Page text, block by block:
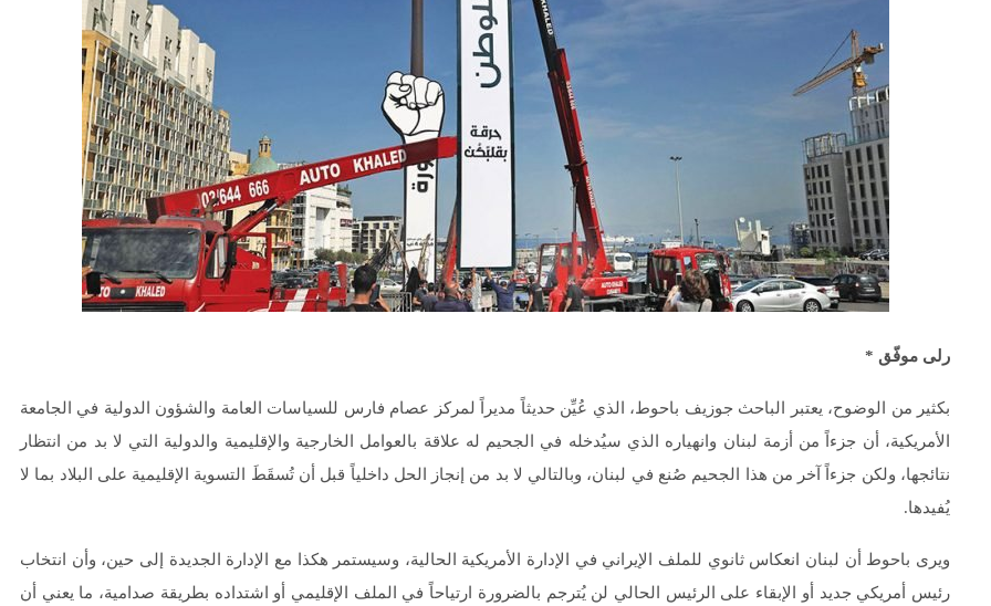
رلى موفّق *
بكثير من الوضوح، يعتبر الباحث جوزيف باحوط، الذي عُيِّن حديثاً مديراً لمركز عصام فارس للسياسات العامة والشؤون الدولية في الجامعة
الأمريكية، أن جزءاً من أزمة لبنان وانهياره الذي سيُدخله في الجحيم له علاقة بالعوامل الخارجية والإقليمية والدولية التي لا بد من انتظار
نتائجها، ولكن جزءاً آخر من هذا الجحيم صُنع في لبنان، وبالتالي لا بد من إنجاز الحل داخلياً قبل أن تُسقَطَ التسوية الإقليمية على البلاد بما لا
يُفيدها.
ويرى باحوط أن لبنان انعكاس ثانوي للملف الإيراني في الإدارة الأمريكية الحالية، وسيستمر هكذا مع الإدارة الجديدة إلى حين، وأن انتخاب
رئيس أمريكي جديد أو الإبقاء على الرئيس الحالي لن يُترجم بالضرورة ارتياحاً في الملف الإقليمي أو اشتداده بطريقة صدامية، ما يعني أن
نحو استراتيجيّة للمعارضة السوريّة بشأن التحديات الصّهيونيّة
قمة الرياض: أقوال تنتظر أفعالاً
نوفمبر 27, 2024
تعيينات ترامب: أنت لا تجني من الشوك العنب!
نوفمبر 27, 2024
ابن بطوطة عند تخوم سيبيريا!
نوفمبر 27, 2024
انجازات نتنياهو !